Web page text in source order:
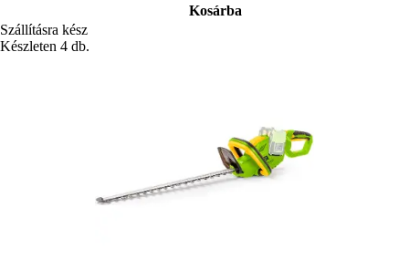
Kosárba
Szállításra kész
Készleten 4 db.